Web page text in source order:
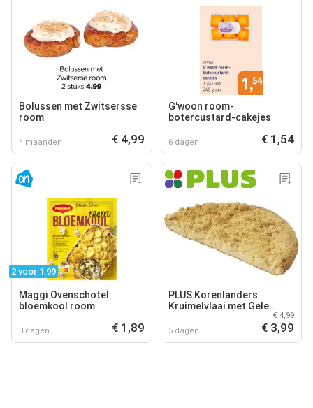
Bolussen met Zwitsersse
room
4 maanden € 4,99
G'woon room-
botercustard-cakejes
6 dagen € 1,54
2 voor 1.99
Maggi Ovenschotel
bloemkool room
3 dagen € 1,89
PLUS Korenlanders
Kruimelvlaai met Gele
5 dagen
€ 4,99
€ 3,99